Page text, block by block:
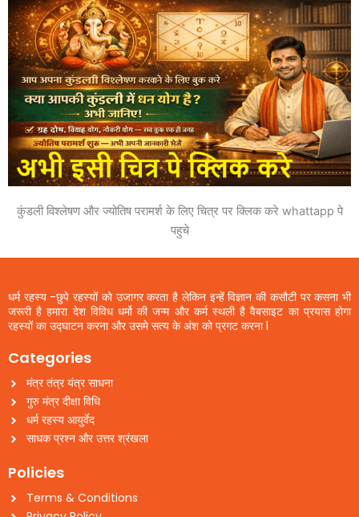
कुंडली विश्लेषण और ज्योतिष परामर्श के लिए चित्र पर क्लिक करे whattapp पे
पहुचे
धर्म रहस्य -छुपे रहस्यों को उजागर करता है लेकिन इन्हें विज्ञान की कसौटी पर कसना भी
जरूरी है हमारा देश विविध धर्मो की जन्म और कर्म स्थली है वैबसाइट का प्रयास होगा
रहस्यों का उद्घाटन करना और उसमे सत्य के अंश को प्रगट करना l
Categories
मंत्र तंत्र यंत्र साधना
गुरु मंत्र दीक्षा विधि
धर्म रहस्य आयुर्वेद
साधक प्रश्न और उत्तर श्रंखला
Policies
Terms & Conditions